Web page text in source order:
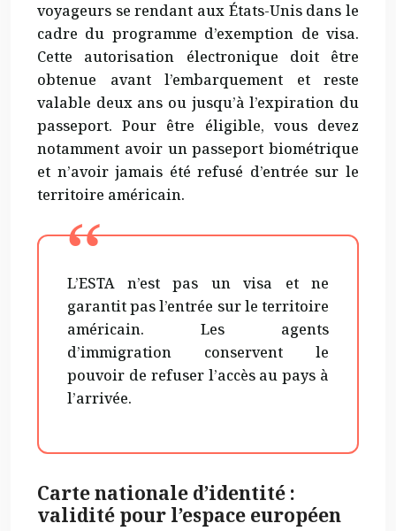
voyageurs se rendant aux États-Unis dans le
cadre du programme d’exemption de visa.
Cette autorisation électronique doit être
obtenue avant l’embarquement et reste
valable deux ans ou jusqu’à l’expiration du
passeport. Pour être éligible, vous devez
notamment avoir un passeport biométrique
et n’avoir jamais été refusé d’entrée sur le
territoire américain.
L’ESTA n’est pas un visa et ne
garantit pas l’entrée sur le territoire
américain. Les agents
d’immigration conservent le
pouvoir de refuser l’accès au pays à
l’arrivée.
Carte nationale d’identité :
validité pour l’espace européen